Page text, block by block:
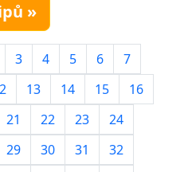
»
3 4 5 6
7
13 14 15
16
21 22 23
24
29 30 31
32